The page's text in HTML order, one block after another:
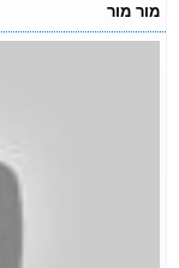
מור מור